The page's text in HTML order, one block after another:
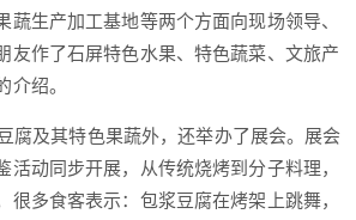
蔬生产加工基地等两个方面向现场领导、
友作了石屏特色水果、特色蔬菜、文旅产
介绍。
腐及其特色果蔬外，还举办了展会。展会
活动同步开展，从传统烧烤到分子料理，
很多食客表示：包浆豆腐在烤架上跳舞，